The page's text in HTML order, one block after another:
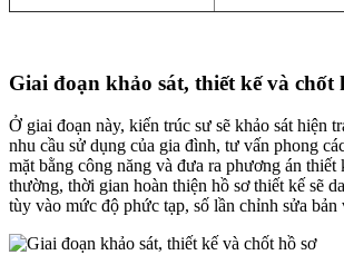
Giai đoạn khảo sát, thiết kế và chốt
Ở giai đoạn này, kiến trúc sư sẽ khảo sát hiện
nhu cầu sử dụng của gia đình, tư vấn phong
mặt bằng công năng và đưa ra phương án
thường, thời gian hoàn thiện hồ sơ thiết kế sẽ
tùy vào mức độ phức tạp, số lần chỉnh sửa bản